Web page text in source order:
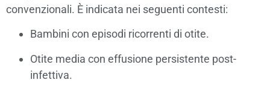
convenzionali. È indicata nei seguenti contesti:
Bambini con episodi ricorrenti di otite.
Otite media con effusione persistente post-
infettiva.